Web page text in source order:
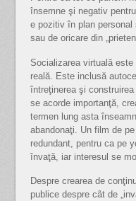
însemne şi negativ
e pozitiv în plan
sau de oricare din
Socializarea virtuală
reală. Este inclusă
întreţinerea şi
se acorde importanţă,
termen lung asta
abandonaţi. Un film de
redundant, pentru ca pe
învaţă, iar interesul se
Despre crearea de
publice despre cât de